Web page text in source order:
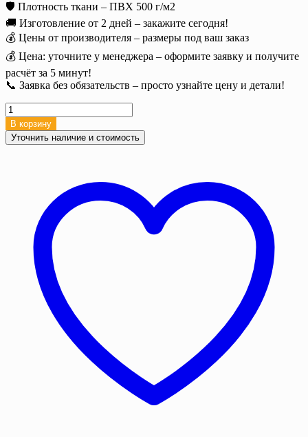
🛡️ Плотность ткани – ПВХ 500 г/м2
🚚 Изготовление от 2 дней – закажите сегодня!
💰 Цены от производителя – размеры под ваш заказ
💰 Цена: уточните у менеджера – оформите заявку и получите
расчёт за 5 минут!
📞 Заявка без обязательств – просто узнайте цену и детали!
Количество
товара
Полог
ПВХ
люверсами
В корзину
Уточнить наличие и стоимость